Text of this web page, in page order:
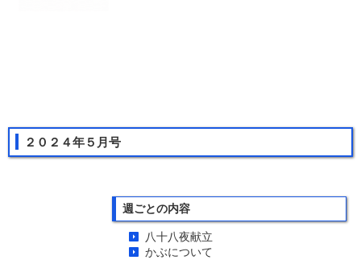
２０２４年５月号
週ごとの内容
八十八夜献立
かぶについて